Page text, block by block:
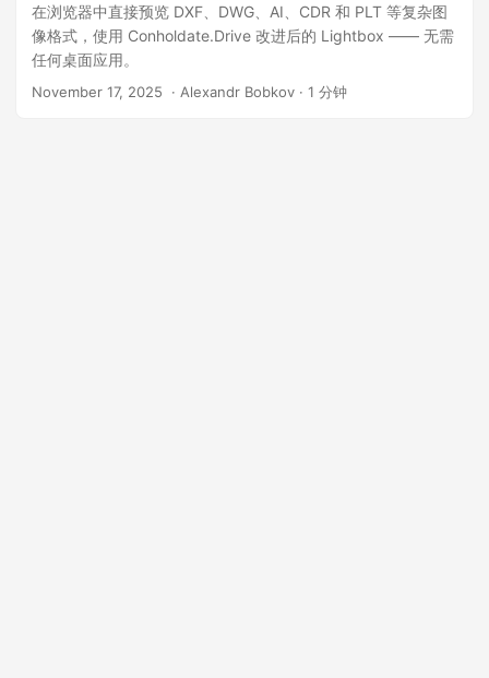
在浏览器中直接预览 DXF、DWG、AI、CDR 和 PLT 等复杂图
像格式，使用 Conholdate.Drive 改进后的 Lightbox —— 无需
任何桌面应用。
November 17, 2025 ‎ · Alexandr Bobkov · 1 分钟